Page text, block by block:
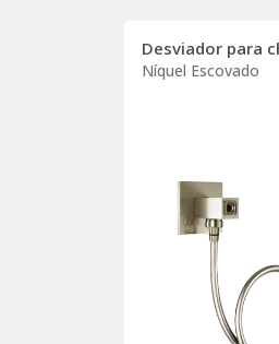
Níquel Escovado